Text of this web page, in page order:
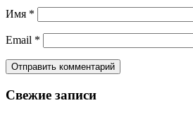
Имя *
Email *
Свежие записи